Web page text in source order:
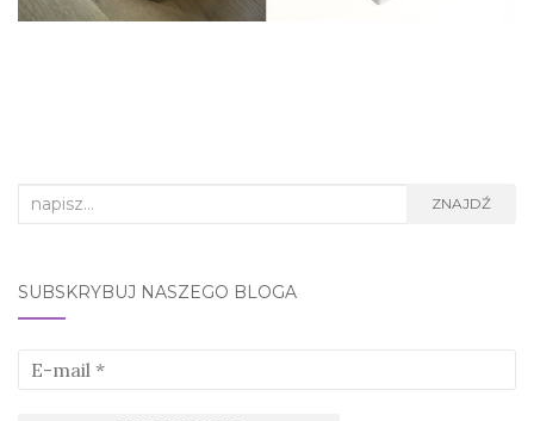
Search
ZNAJDŹ
SUBSKRYBUJ NASZEGO BLOGA